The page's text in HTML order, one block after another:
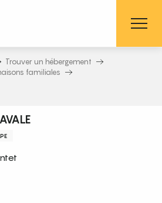
Trouver un hébergement
familiales
favoris